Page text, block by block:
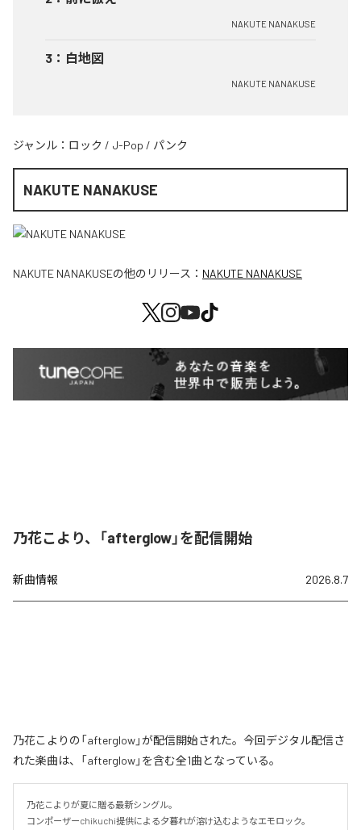
NAKUTE NANAKUSE
3 ： 白地図
NAKUTE NANAKUSE
ジャンル： ロック / J-Pop / パンク
NAKUTE NANAKUSE
NAKUTE NANAKUSEの他のリリース： NAKUTE NANAKUSE
乃花こより、「afterglow」を配信開始
新曲情報 2026.8.7
乃花こよりの「afterglow」が配信開始された。今回デジタル配信さ
れた楽曲は、「afterglow」を含む全1曲となっている。
乃花こよりが夏に贈る最新シングル。
コンポーザーchikuchi提供による夕暮れが溶け込むようなエモロック。